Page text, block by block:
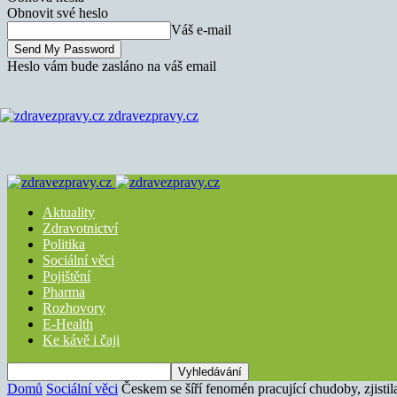
Obnovit své heslo
Váš e-mail
Heslo vám bude zasláno na váš email
zdravezpravy.cz
Aktuality
Zdravotnictví
Politika
Sociální věci
Pojištění
Pharma
Rozhovory
E-Health
Ke kávě i čaji
Domů Sociální věci Českem se šíří fenomén pracující chudoby,